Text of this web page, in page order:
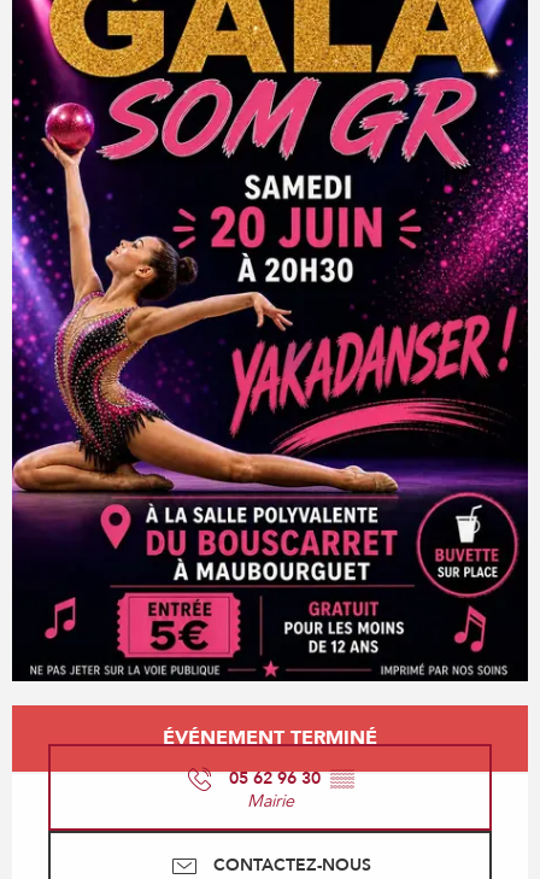
Ouverture et coordonnées
ÉVÉNEMENT TERMINÉ
05 62 96 30▒▒
Mairie
CONTACTEZ-NOUS